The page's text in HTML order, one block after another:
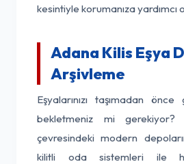
kesintiyle korumanıza yardımcı
Adana Kilis Eşya
Arşivleme
Eşyalarınızı taşımadan
bekletmeniz mi
çevresindeki modern
kilitli oda sistemleri ile